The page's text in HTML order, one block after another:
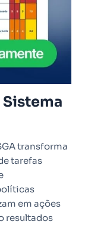
transforma
tarefas
em ações
resultados